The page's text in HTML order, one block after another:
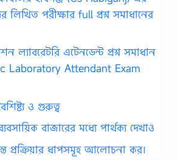
লিখিত পরীক্ষার full প্রশ্ন সমাধানের
ল্যাবরেটরি এটেনডেন্ট প্রশ্ন সমাধান
Laboratory Attendant Exam
ও গুরুত্ব
বাজারের মধ্যে পার্থক্য দেখাও
প্রক্রিয়ার ধাপসমূহ আলোচনা কর।